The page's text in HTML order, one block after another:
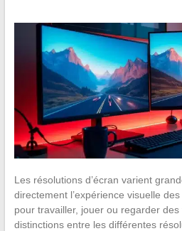
Les résolutions d’écran varient
directement l’expérience visuelle
pour travailler, jouer ou regarder
distinctions entre les différentes